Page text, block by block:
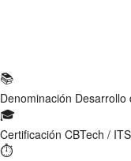
📚
Denominación Desarrollo
🎓
Certificación CBTech /
⏱